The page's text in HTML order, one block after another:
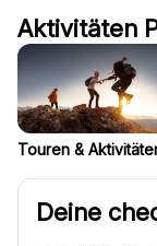
Aktivitäten
Touren &
Deine